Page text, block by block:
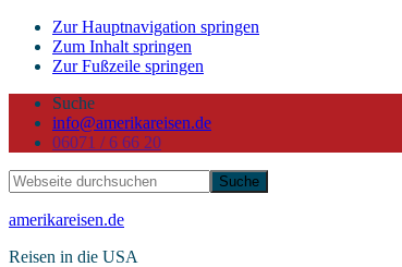
Zur Hauptnavigation springen
Zum Inhalt springen
Zur Fußzeile springen
Suche
info@amerikareisen.de
06071 / 6 66 20
Webseite
durchsuchen
amerikareisen.de
Reisen in die USA